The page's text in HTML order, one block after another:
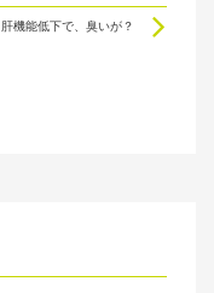
肝機能低下で、臭いが？